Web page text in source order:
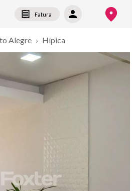
Fatura
Alegre › Hípica